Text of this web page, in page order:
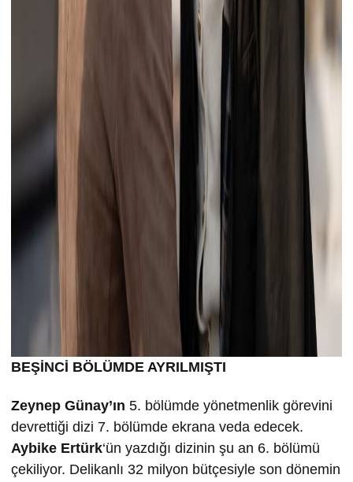
BEŞİNCİ BÖLÜMDE AYRILMIŞTI
Zeynep Günay’ın 5. bölümde yönetmenlik görevini
devrettiği dizi 7. bölümde ekrana veda edecek.
Aybike Ertürk‘ün yazdığı dizinin şu an 6. bölümü
çekiliyor. Delikanlı 32 milyon bütçesiyle son dönemin